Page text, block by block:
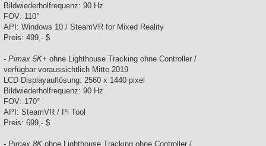
Bildwiederholfrequenz: 90 Hz
FOV: 110°
API: Windows 10 / SteamVR for Mixed Reality
Preis: 499,- $
- Pimax 5K+ ohne Lighthouse Tracking ohne Controller /
verfügbar voraussichtlich Mitte 2019
LCD Displayauflösung: 2560 x 1440 pixel
Bildwiederholfrequenz: 90 Hz
FOV: 170°
API: SteamVR / Pi Tool
Preis: 699,- $
- Pimax 8K ohne Lighthouse Tracking ohne Controller /